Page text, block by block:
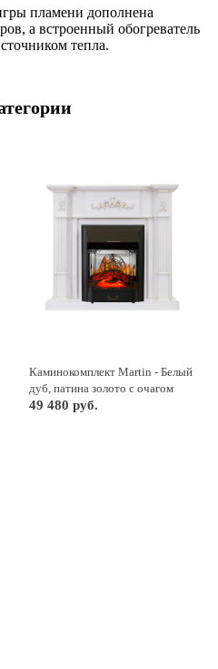
пламени дополнена
а встроенный обогреватель
тепла.
Каминокомплект Martin - Белый
дуб, патина золото с очагом
Majestic FX M Black
49 480 руб.